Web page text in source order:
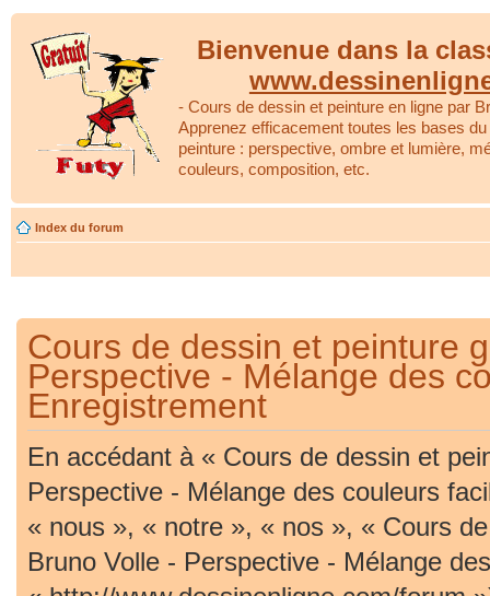
Bienvenue dans la
- Cours de dessin et peinture en ligne par
Apprenez efficacement toutes les bases
peinture : perspective, ombre et lumière,
couleurs, composition, etc.
Index du forum
Cours de dessin et peinture
Perspective - Mélange des
Enregistrement
En accédant à « Cours de dessin et
Perspective - Mélange des couleurs
« nous », « notre », « nos », « Cours
Bruno Volle - Perspective - Mélange